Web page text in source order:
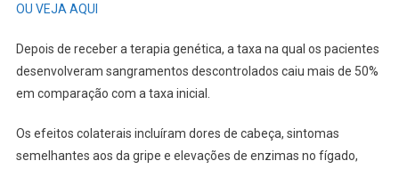
OU VEJA AQUI
Depois de receber a terapia genética, a taxa na qual os pacientes
desenvolveram sangramentos descontrolados caiu mais de 50%
em comparação com a taxa inicial.
Os efeitos colaterais incluíram dores de cabeça, sintomas
semelhantes aos da gripe e elevações de enzimas no fígado,